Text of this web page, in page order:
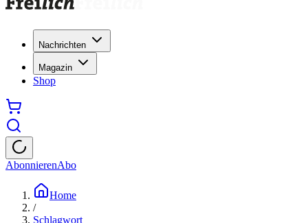
Nachrichten
Magazin
Shop
AbonnierenAbo
Home
/
Schlagwort